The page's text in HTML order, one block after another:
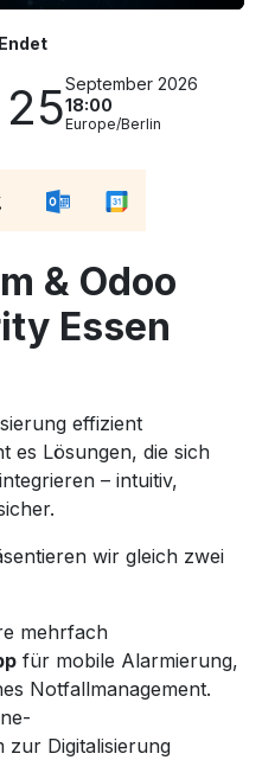
Endet
25September 2026
18:00
Europe/Berlin
& Odoo
Essen
effizient
es Lösungen, die sich
– intuitiv,
wir gleich zwei
mehrfach
für mobile Alarmierung,
Notfallmanagement.
zur Digitalisierung